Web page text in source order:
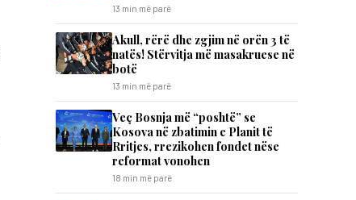
13 min më parë
Akull, rërë dhe zgjim në orën 3 të
natës! Stërvitja më masakruese në
botë
13 min më parë
​Veç Bosnja më “poshtë” se
Kosova në zbatimin e Planit të
Rritjes, rrezikohen fondet nëse
reformat vonohen
18 min më parë